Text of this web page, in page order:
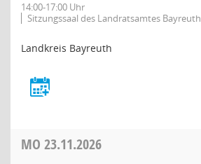
14:00-17:00 Uhr
Sitzungssaal des Landratsamtes Bayreuth
Landkreis Bayreuth
MO 23.11.2026